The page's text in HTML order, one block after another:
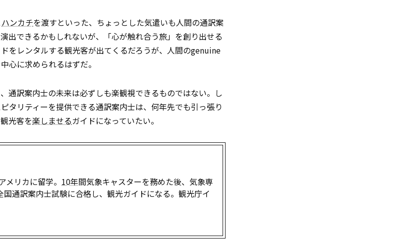
ハンカチを渡すといった、ちょっとした気遣いも人間の通訳案
出できるかもしれないが、「心が触れ合う旅」を創り出せる
をレンタルする観光客が出てくるだろうが、人間のgenuine
心に求められるはずだ。
通訳案内士の未来は必ずしも楽観視できるものではない。し
タリティーを提供できる通訳案内士は、何年先でも引っ張り
光客を楽しませるガイドになっていたい。
リカに留学。 10年間気象キャスターを務めた後、気象専
通訳案内士試験に合格し、観光ガイドになる。観光庁イ